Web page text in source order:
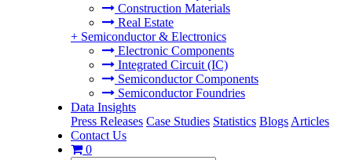
Construction Materials
Real Estate
+ Semiconductor & Electronics
Electronic Components
Integrated Circuit (IC)
Semiconductor Components
Semiconductor Foundries
Data Insights
Press Releases Case Studies Statistics Blogs Articles
Contact Us
0